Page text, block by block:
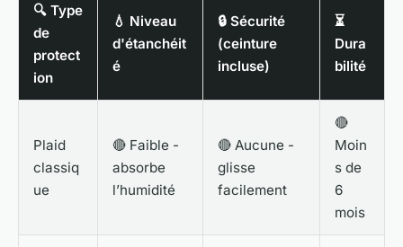
🔍 Type
de
protect
ion
💧 Niveau
d'étanchéit
é
🔒 Sécurité
(ceinture
incluse)
⏳
Dura
bilité
Plaid
classiq
ue
🔴 Faible -
absorbe
l’humidité
🔴 Aucune -
glisse
facilement
🔴
Moin
s de
6
mois